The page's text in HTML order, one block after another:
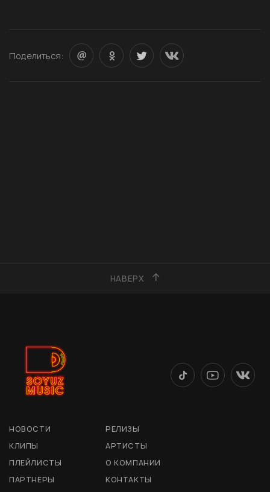
Поделиться:
НАВЕРХ
НОВОСТИ
РЕЛИЗЫ
КЛИПЫ
АРТИСТЫ
ПЛЕЙЛИСТЫ
О КОМПАНИИ
ПАРТНЕРЫ
КОНТАКТЫ